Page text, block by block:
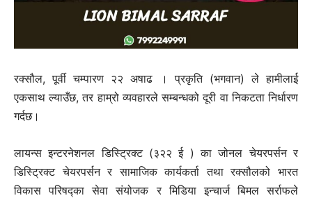
रक्सौल, पूर्वी चम्पारण २२ अषाढ । प्रकृति (भगवान) ले हामीलाई
एकसाथ ल्याउँछ, तर हाम्रो व्यवहारले सम्बन्धको दूरी वा निकटता निर्धारण
गर्दछ।
लायन्स इन्टरनेशनल डिस्ट्रिक्ट (३२२ ई ) का जोनल चेयरपर्सन र
डिस्ट्रिक्ट चेयरपर्सन र सामाजिक कार्यकर्ता तथा रक्सौलको भारत
विकास परिषद्का सेवा संयोजक र मिडिया इन्चार्ज बिमल सर्राफले